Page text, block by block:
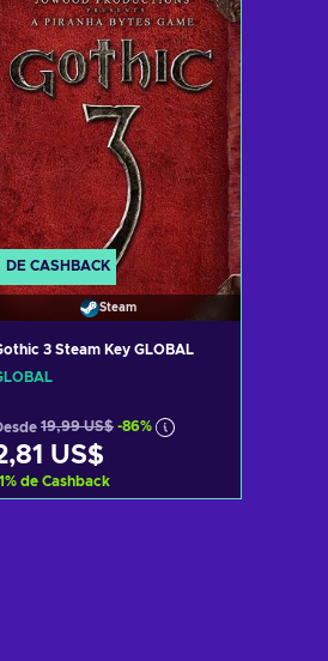
DE CASHBACK
Steam
3 Steam Key GLOBAL
19,99 US$ -86%
US$
% de Cashback